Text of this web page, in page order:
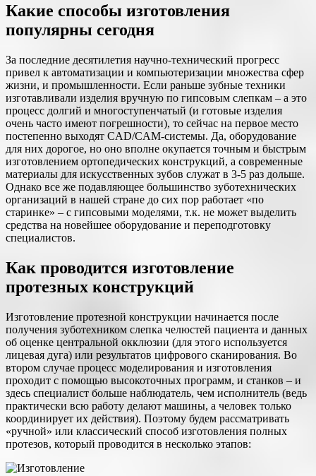
Какие способы изготовления
популярны сегодня
За последние десятилетия научно-технический прогресс
привел к автоматизации и компьютеризации множества сфер
жизни, и промышленности. Если раньше зубные техники
изготавливали изделия вручную по гипсовым слепкам – а это
процесс долгий и многоступенчатый (и готовые изделия
очень часто имеют погрешности), то сейчас на первое место
постепенно выходят CAD/CAM-системы. Да, оборудование
для них дорогое, но оно вполне окупается точным и быстрым
изготовлением ортопедических конструкций, а современные
материалы для искусственных зубов служат в 3-5 раз дольше.
Однако все же подавляющее большинство зуботехнических
организаций в нашей стране до сих пор работает «по
старинке» – с гипсовыми моделями, т.к. не может выделить
средства на новейшее оборудование и переподготовку
специалистов.
Как проводится изготовление
протезных конструкций
Изготовление протезной конструкции начинается после
получения зуботехником слепка челюстей пациента и данных
об оценке центральной окклюзии (для этого используется
лицевая дуга) или результатов цифрового сканирования. Во
втором случае процесс моделирования и изготовления
проходит с помощью высокоточных программ, и станков – и
здесь специалист больше наблюдатель, чем исполнитель (ведь
практически всю работу делают машины, а человек только
координирует их действия). Поэтому будем рассматривать
«ручной» или классический способ изготовления полных
протезов, который проводится в несколько этапов: